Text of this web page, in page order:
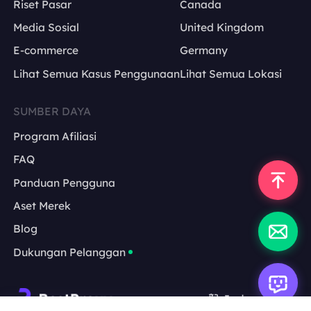
Riset Pasar
Media Sosial
E-commerce
Lihat Semua Kasus Penggunaan
Canada
United Kingdom
Germany
Lihat Semua Lokasi
SUMBER DAYA
Program Afiliasi
FAQ
Panduan Pengguna
Aset Merek
Blog
Dukungan Pelanggan
Indonesia